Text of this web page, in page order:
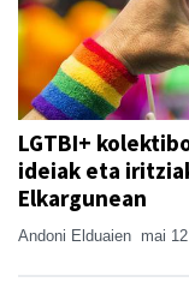
LGTBI+
ideiak eta
Elkargunean
Andoni Elduaien mai 12